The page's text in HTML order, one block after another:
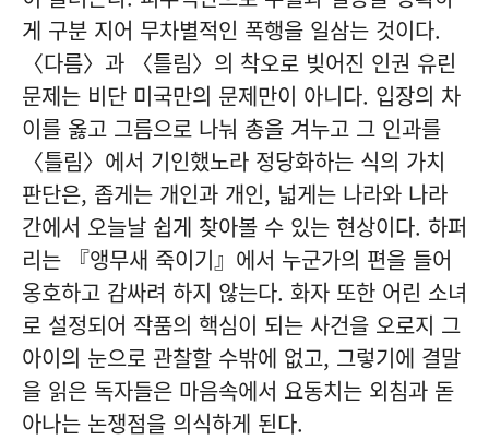
게 구분 지어 무차별적인 폭행을 일삼는 것이다.
〈다름〉과 〈틀림〉의 착오로 빚어진 인권 유린
문제는 비단 미국만의 문제만이 아니다. 입장의 차
이를 옳고 그름으로 나눠 총을 겨누고 그 인과를
〈틀림〉에서 기인했노라 정당화하는 식의 가치
판단은, 좁게는 개인과 개인, 넓게는 나라와 나라
간에서 오늘날 쉽게 찾아볼 수 있는 현상이다. 하퍼
리는 『앵무새 죽이기』에서 누군가의 편을 들어
옹호하고 감싸려 하지 않는다. 화자 또한 어린 소녀
로 설정되어 작품의 핵심이 되는 사건을 오로지 그
아이의 눈으로 관찰할 수밖에 없고, 그렇기에 결말
을 읽은 독자들은 마음속에서 요동치는 외침과 돋
아나는 논쟁점을 의식하게 된다.